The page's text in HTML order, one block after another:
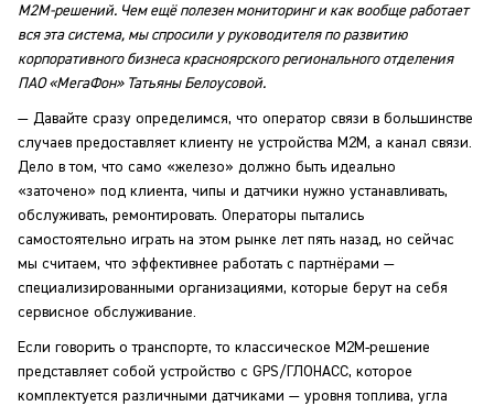
M2M-решений. Чем ещё полезен мониторинг и как вообще работает
вся эта система, мы спросили у руководителя по развитию
корпоративного бизнеса красноярского регионального отделения
ПАО «МегаФон» Татьяны Белоусовой.
— Давайте сразу определимся, что оператор связи в большинстве
случаев предоставляет клиенту не устройства M2M, а канал связи.
Дело в том, что само «железо» должно быть идеально
«заточено» под клиента, чипы и датчики нужно устанавливать,
обслуживать, ремонтировать. Операторы пытались
самостоятельно играть на этом рынке лет пять назад, но сейчас
мы считаем, что эффективнее работать с партнёрами —
специализированными организациями, которые берут на себя
сервисное обслуживание.
Если говорить о транспорте, то классическое M2M-решение
представляет собой устройство с GPS/ГЛОНАСС, которое
комплектуется различными датчиками — уровня топлива, угла